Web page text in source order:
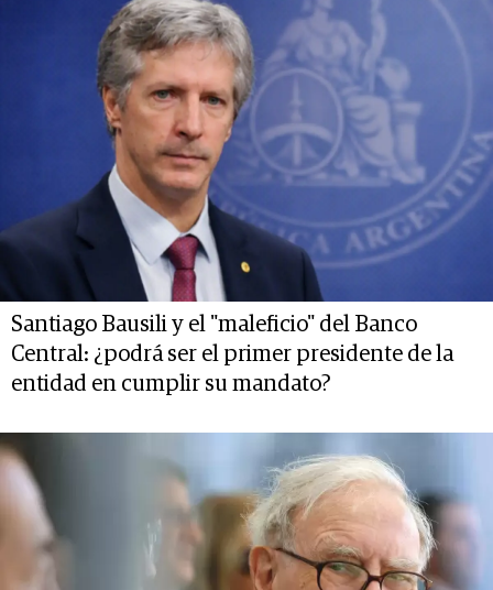
Santiago Bausili y el "maleficio" del Banco
Central: ¿podrá ser el primer presidente de la
entidad en cumplir su mandato?